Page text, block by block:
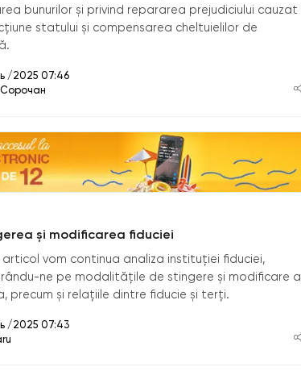
bunurilor și privind repararea prejudiciului cauzat
statului și compensarea cheltuielilor de
/2025 07:46
și modificarea fiduciei
articol vom continua analiza instituției fiduciei,
ne pe modalitățile de stingere și modificare a
precum și relațiile dintre fiducie și terți.
/2025 07:43